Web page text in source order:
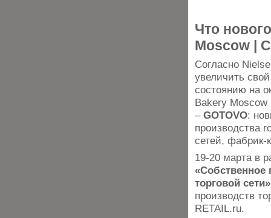
Что
Moscow |
Согласно
увеличить
состоянию на
Bakery Moscow
– GOTOVO:
производства
сетей,
19-20 марта в
«Собственное
торговой сети»
производств
RETAIL.ru.